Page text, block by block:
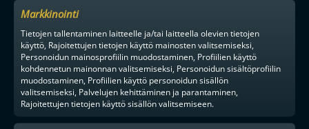
Markkinointi
Tietojen tallentaminen laitteelle ja/tai laitteella olevien tietojen
käyttö, Rajoitettujen tietojen käyttö mainosten valitsemiseksi,
Personoidun mainosprofiilin muodostaminen, Profiilien käyttö
kohdennetun mainonnan valitsemiseksi, Personoidun sisältöprofiilin
muodostaminen, Profiilien käyttö personoidun sisällön
valitsemiseksi, Palvelujen kehittäminen ja parantaminen,
Rajoitettujen tietojen käyttö sisällön valitsemiseen.
MAAILMAN VIIHDYTTÄVINTÄ SALIBANDYA